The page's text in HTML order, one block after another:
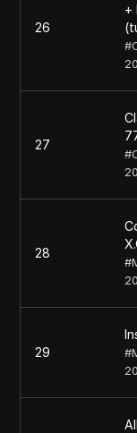
26
+
#
27
#
28
#
29 #